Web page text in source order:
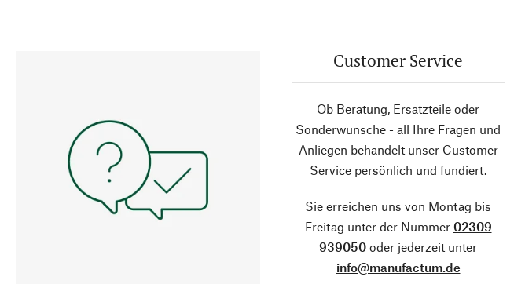
Customer Service
Ob Beratung, Ersatzteile oder
Sonderwünsche - all Ihre Fragen und
Anliegen behandelt unser Customer
Service persönlich und fundiert.
Sie erreichen uns von Montag bis
Freitag unter der Nummer 02309
939050 oder jederzeit unter
info@manufactum.de